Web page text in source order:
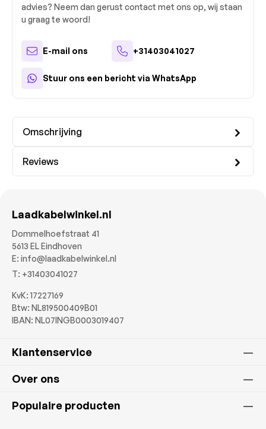
advies? Neem dan gerust contact met ons op, wij staan
u graag te woord!
E-mail ons +31403041027
Stuur ons een bericht via WhatsApp
Omschrijving
Reviews
Laadkabelwinkel.nl
Dommelhoefstraat 41
5613 EL Eindhoven
E: info@laadkabelwinkel.nl
T: +31403041027
KvK: 17227169
Btw: NL819500409B01
IBAN: NL07INGB0003019407
Klantenservice
Over ons
Populaire producten